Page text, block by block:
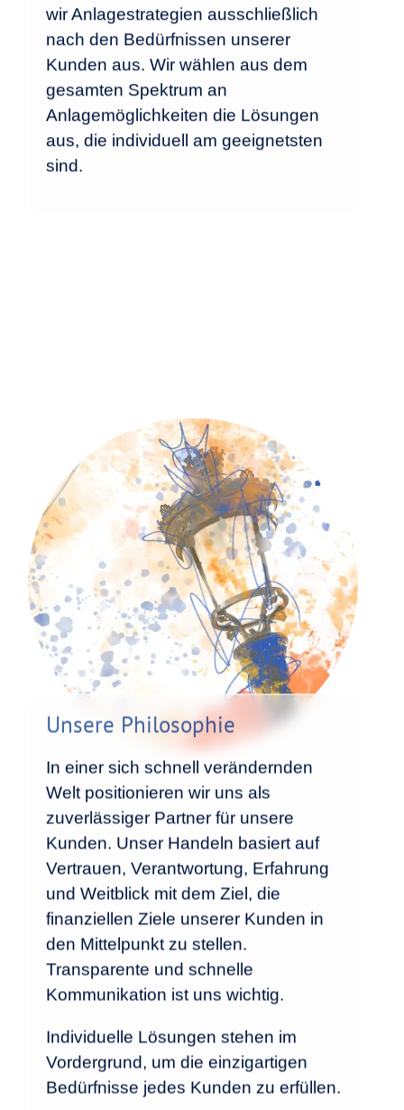
wir Anlagestrategien ausschließlich
nach den Bedürfnissen unserer
Kunden aus. Wir wählen aus dem
gesamten Spektrum an
Anlagemöglichkeiten die Lösungen
aus, die individuell am geeignetsten
sind.
Unsere Philosophie
In einer sich schnell verändernden
Welt positionieren wir uns als
zuverlässiger Partner für unsere
Kunden. Unser Handeln basiert auf
Vertrauen, Verantwortung, Erfahrung
und Weitblick mit dem Ziel, die
finanziellen Ziele unserer Kunden in
den Mittelpunkt zu stellen.
Transparente und schnelle
Kommunikation ist uns wichtig.
Individuelle Lösungen stehen im
Vordergrund, um die einzigartigen
Bedürfnisse jedes Kunden zu erfüllen.